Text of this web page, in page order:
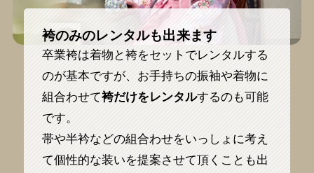
袴のみのレンタルも出来ます
卒業袴は着物と袴をセットでレンタルする
のが基本ですが、お手持ちの振袖や着物に
組合わせて袴だけをレンタルするのも可能
です。
帯や半衿などの組合わせをいっしょに考え
て個性的な装いを提案させて頂くことも出